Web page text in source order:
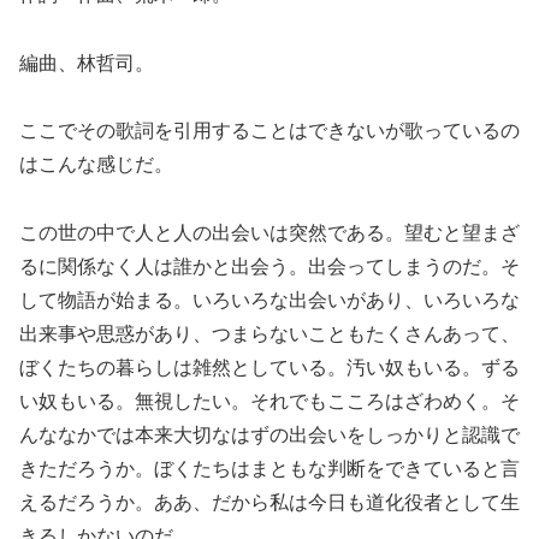
編曲、林哲司。
ここでその歌詞を引用することはできないが歌っているの
はこんな感じだ。
この世の中で人と人の出会いは突然である。望むと望まざ
るに関係なく人は誰かと出会う。出会ってしまうのだ。そ
して物語が始まる。いろいろな出会いがあり、いろいろな
出来事や思惑があり、つまらないこともたくさんあって、
ぼくたちの暮らしは雑然としている。汚い奴もいる。ずる
い奴もいる。無視したい。それでもこころはざわめく。そ
んななかでは本来大切なはずの出会いをしっかりと認識で
きただろうか。ぼくたちはまともな判断をできていると言
えるだろうか。ああ、だから私は今日も道化役者として生